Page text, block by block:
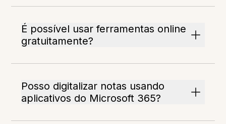
É possível usar ferramentas online
gratuitamente?
Posso digitalizar notas usando
aplicativos do Microsoft 365?